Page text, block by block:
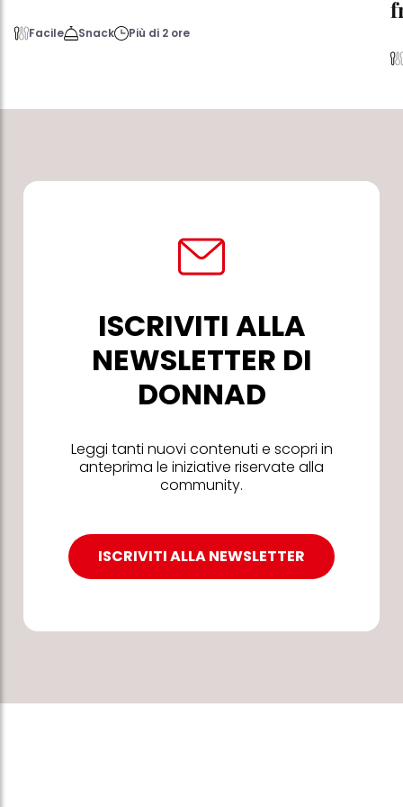
Facile Snack Più di 2 ore
ISCRIVITI ALLA
NEWSLETTER DI
DONNAD
Leggi tanti nuovi contenuti e scopri in
anteprima le iniziative riservate alla
community.
ISCRIVITI ALLA NEWSLETTER